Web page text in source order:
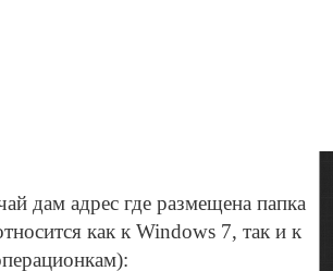
дам адрес где размещена папка
как к Windows 7, так и к